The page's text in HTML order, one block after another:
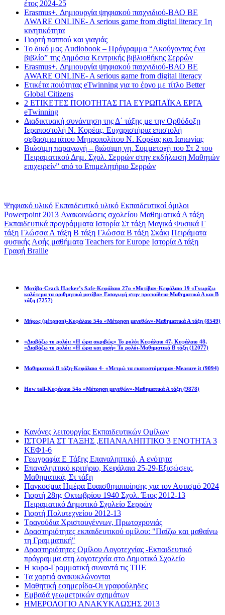
έτος 2024-25
Erasmus+. Δημιουργία ψηφιακού παιχνιδιού-ΒΑΟ BE
AWARE ONLINE- A serious game from digital literacy 1η
κινητικότητα
Γιορτή παππού και γιαγιάς
Το δικό μας Audiobook – Πρόγραμμα “Ακούγοντας ένα
βιβλίο” της Δημόσια Κεντρικής βιβλιοθήκης Σερρών
Erasmus+. Δημιουργία ψηφιακού παιχνιδιού-ΒΑΟ BE
AWARE ONLINE- A serious game from digital literacy
Ετικέτα ποιότητας eTwinning για το έργο με τίτλο Better
Global Citizens
2 ΕΤΙΚΕΤΕΣ ΠΟΙΟΤΗΤΑΣ ΓΙΑ ΕΥΡΩΠΑΪΚΑ ΕΡΓΑ
eTwinning
Διαδικτυακή συνάντηση της Δ΄ τάξης με την Ορθόδοξη
Ιεραποστολή Ν. Κορέας. Ευχαριστήρια επιστολή
σεβασμιωτάτου Μητροπολίτου Ν. Κορέας και Ιαπωνίας
Βιώσιμη παραγωγή – βιώσιμη γη. Συμμετοχή του Στ 2 του
Πειραματικού Δημ. Σχολ. Σερρών στην εκδήλωση Μαθητών
επιχειρείν” από το Επιμελητήριο Σερρών
Ψηφιακό υλικό Εκπαιδευτικό υλικό Εκπαιδευτικοί όμιλοι
Powerpoint 2013 Ανακοινώσεις σχολείου Μαθηματικά Α τάξη
Εκπαιδευτικά προγράμματα Ιστορία Στ τάξη Μαγικά Φυσικά Γ
τάξη Γλώσσα Α τάξη Β τάξη Γλώσσα Β τάξη Σκάκι Πειράματα
φυσικής Αφής μαθήματα Teachers for Europe Ιστορία Δ τάξη
Γραφή Braille
Μοτίβα-Crack Hacker’s Safe-Κεφάλαιο 27ο «Μοτίβα»-Κεφάλαιο 19 «Γνωρίζω
καλύτερα τα αριθμητικά μοτίβα» Εισαγωγή στην προπαίδεια-Μαθηματικά Α και Β
τάξη (7257)
Μήκος (μέτρηση)-Κεφάλαιο 54ο «Μέτρηση μεγεθών»-Μαθηματικά Α τάξη (8549)
«Διαβάζω το ρολόι: «Η ώρα ακριβώς» Το ρολόι Κεφάλαιο 47, Κεφάλαιο 48,
«Διαβάζω το ρολόι: «Η ώρα και μισή» Το ρολόι-Μαθηματικά Β τάξη (12077)
Μαθηματικά Β τάξη-Κεφάλαιο 4- «Μετρώ τα εκατοστόμετρα»-Measure it (9094)
How tall-Κεφάλαιο 54ο «Μέτρηση μεγεθών»-Μαθηματικά Α τάξη (9878)
Κανόνες λειτουργίας Εκπαιδευτικών Ομίλων
ΙΣΤΟΡΙΑ ΣΤ ΤΑΞΗΣ ,ΕΠΑΝΑΛΗΠΤΙΚΟ 3 ΕΝΟΤΗΤΑ 3
ΚΕΦ1-6
Γεωγραφία Ε Τάξης Επαναληπτικό, Α ενότητα
Επαναληπτικό κριτήριο, Κεφάλαια 25-29-Εξισώσεις,
Μαθηματικά, Στ τάξη
Παγκοσμια Ημέρα Ευαισθητοποίησης για τον Αυτισμό 2024
Γιορτή 28ης Οκτωβρίου 1940 Σχολ. Έτος 2012-13
Πειραματικό Δημοτικό Σχολείο Σερρών
Γιορτή Πολυτεχνείου 2012-13
Τραγούδια Χριστουγέννων, Πρωτοχρονιάς
Δραστηριότητες εκπαιδευτικού ομίλου: "Παίζω και μαθαίνω
τη Γραμματική"
Δραστηριότητες Ομίλου Λογοτεχνίας -Εκπαιδευτικό
πρόγραμμα στη λογοτεχνία στο Δημοτικό Σχολείο
Η κυρα-Γραμματική συναντά τις ΤΠΕ
Τα χαρτιά ανακυκλώνονται
Μαθητική εφημερίδα-Οι γραφούληδες
Εμβαδά γεωμετρικών σχημάτων
ΗΜΕΡΟΛΟΓΙΟ ΑΝΑΚΥΚΛΩΣΗΣ 2013